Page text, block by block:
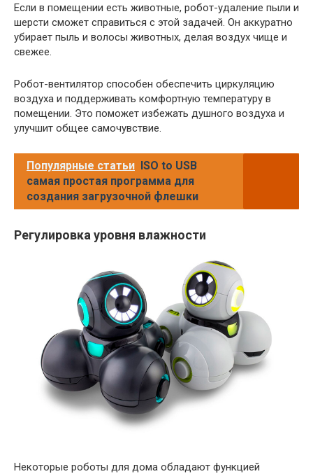
Если в помещении есть животные, робот-удаление пыли и
шерсти сможет справиться с этой задачей. Он аккуратно
убирает пыль и волосы животных, делая воздух чище и
свежее.
Робот-вентилятор способен обеспечить циркуляцию
воздуха и поддерживать комфортную температуру в
помещении. Это поможет избежать душного воздуха и
улучшит общее самочувствие.
Популярные статьи ISO to USB
самая простая программа для
создания загрузочной флешки
Регулировка уровня влажности
Некоторые роботы для дома обладают функцией